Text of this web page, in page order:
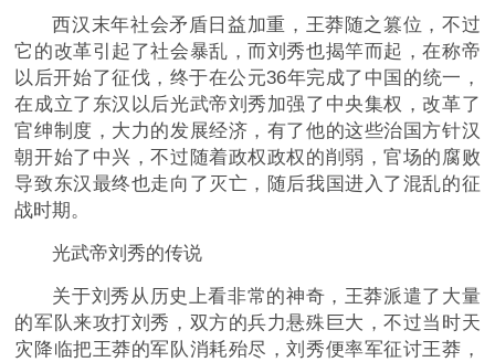
西汉末年社会矛盾日益加重，王莽随之篡位，不过
它的改革引起了社会暴乱，而刘秀也揭竿而起，在称帝
以后开始了征伐，终于在公元36年完成了中国的统一，
在成立了东汉以后光武帝刘秀加强了中央集权，改革了
官绅制度，大力的发展经济，有了他的这些治国方针汉
朝开始了中兴，不过随着政权政权的削弱，官场的腐败
导致东汉最终也走向了灭亡，随后我国进入了混乱的征
战时期。
光武帝刘秀的传说
关于刘秀从历史上看非常的神奇，王莽派遣了大量
的军队来攻打刘秀，双方的兵力悬殊巨大，不过当时天
灾降临把王莽的军队消耗殆尽，刘秀便率军征讨王莽，